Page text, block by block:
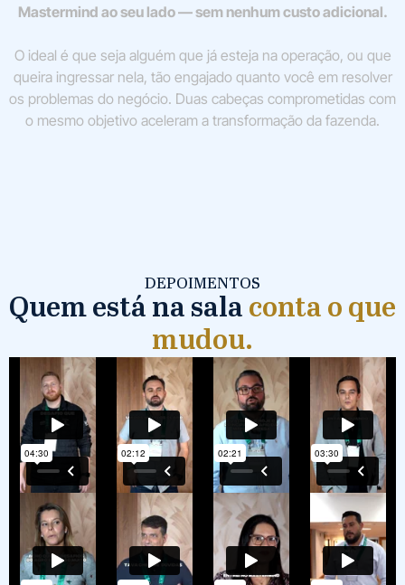
Mastermind ao seu lado — sem nenhum custo adicional.
O ideal é que seja alguém que já esteja na operação, ou que
queira ingressar nela, tão engajado quanto você em resolver
os problemas do negócio. Duas cabeças comprometidas com
o mesmo objetivo aceleram a transformação da fazenda.
DEPOIMENTOS
Quem está na sala conta o que
mudou.